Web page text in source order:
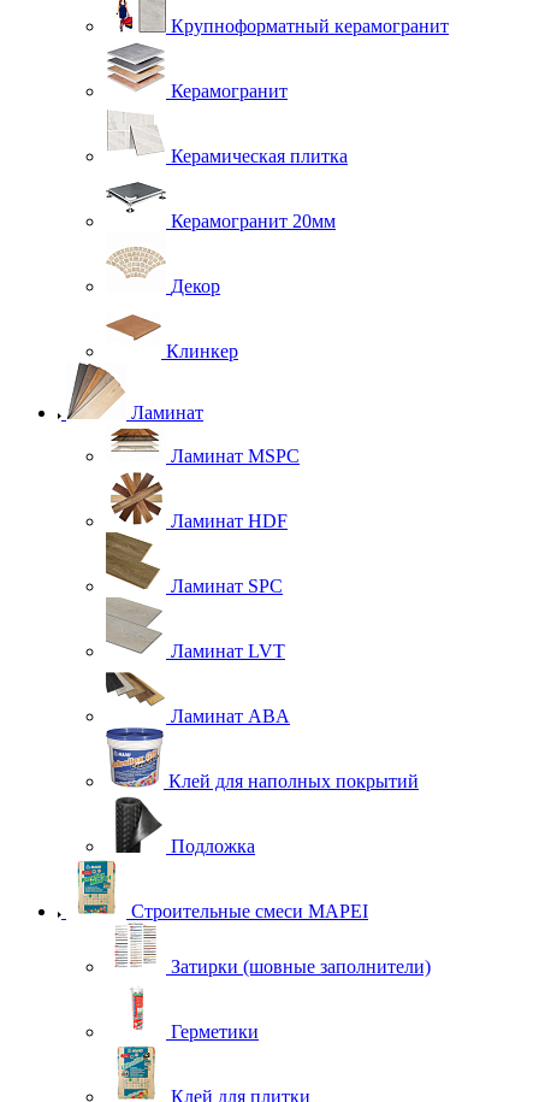
Крупноформатный керамогранит
Керамогранит
Керамическая плитка
Керамогранит 20мм
Декор
Клинкер
Ламинат
Ламинат MSPC
Ламинат HDF
Ламинат SPC
Ламинат LVT
Ламинат ABA
Клей для наполных покрытий
Подложка
Строительные смеси MAPEI
Затирки (шовные заполнители)
Герметики
Клей для плитки